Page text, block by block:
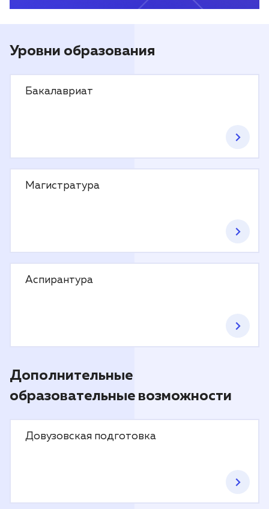
Уровни образования
Бакалавриат
Магистратура
Аспирантура
Дополнительные
образовательные возможности
Довузовская подготовка